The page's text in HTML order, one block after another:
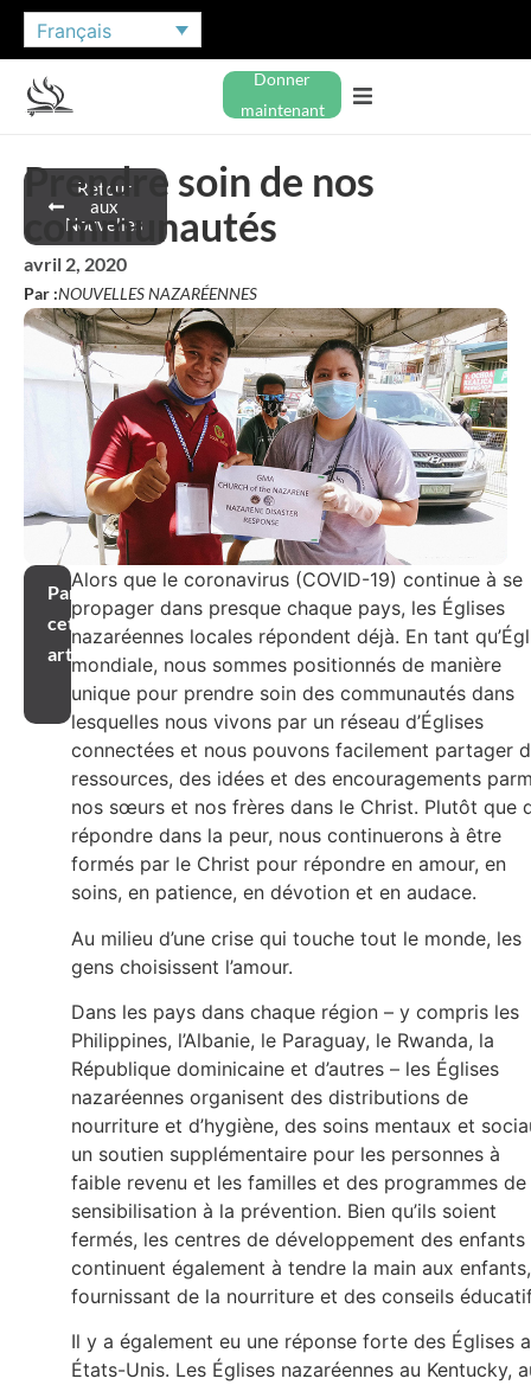
Français
Donner
maintenant
Retour
aux
Nouvelles
Prendre soin de nos
communautés
avril 2, 2020
Par :NOUVELLES NAZARÉENNES
Partager
cet
article
Alors que le coronavirus (COVID-19) continue à se
propager dans presque chaque pays, les Églises
nazaréennes locales répondent déjà. En tant
mondiale, nous sommes positionnés de manière
unique pour prendre soin des communautés dans
lesquelles nous vivons par un réseau d’Églises
connectées et nous pouvons facilement partager
ressources, des idées et des encouragements
nos sœurs et nos frères dans le Christ. Plutôt que
répondre dans la peur, nous continuerons à être
formés par le Christ pour répondre en amour, en
soins, en patience, en dévotion et en audace.
Au milieu d’une crise qui touche tout le monde, les
gens choisissent l’amour.
Dans les pays dans chaque région – y compris les
Philippines, l’Albanie, le Paraguay, le Rwanda, la
République dominicaine et d’autres – les Églises
nazaréennes organisent des distributions de
nourriture et d’hygiène, des soins mentaux et
un soutien supplémentaire pour les personnes à
faible revenu et les familles et des programmes de
sensibilisation à la prévention. Bien qu’ils soient
fermés, les centres de développement des enfants
continuent également à tendre la main aux enfants,
fournissant de la nourriture et des conseils
Il y a également eu une réponse forte des Églises
États-Unis. Les Églises nazaréennes au Kentucky,